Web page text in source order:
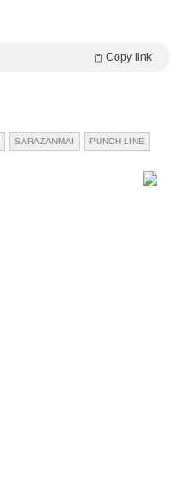
Copy link
SARAZANMAI PUNCH LINE